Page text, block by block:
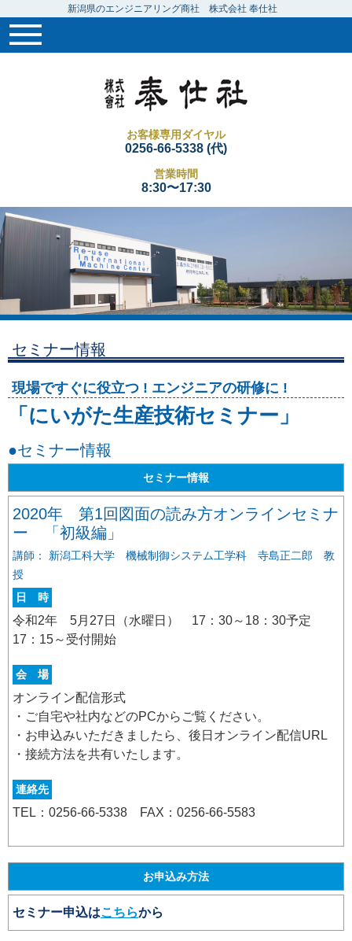
新潟県のエンジニアリング商社 株式会社 奉仕社
お客様専用ダイヤル
0256-66-5338 (代)
営業時間
8:30〜17:30
セミナー情報
現場ですぐに役立つ ! エンジニアの研修に !
「にいがた生産技術セミナー」
●セミナー情報
セミナー情報
2020年 第1回図面の読み方オンラインセミナ
ー 「初級編」
講師： 新潟工科大学 機械制御システム工学科 寺島正二郎 教
授
日 時
令和2年 5月27日（水曜日） 17：30～18：30予定
17：15～受付開始
会 場
オンライン配信形式
・ご自宅や社内などのPCからご覧ください。
・お申込みいただきましたら、後日オンライン配信URL
・接続方法を共有いたします。
連絡先
TEL：0256-66-5338 FAX：0256-66-5583
お申込み方法
セミナー申込はこちらから